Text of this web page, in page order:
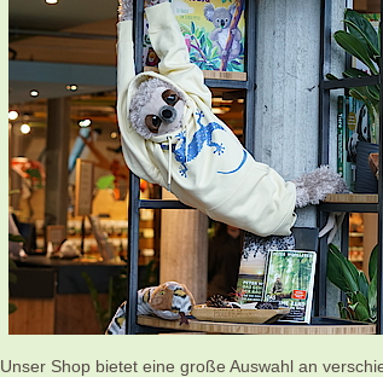
Unser Shop bietet eine große Auswahl an